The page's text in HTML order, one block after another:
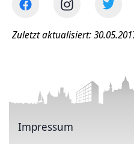
Zuletzt aktualisiert:
Impressum